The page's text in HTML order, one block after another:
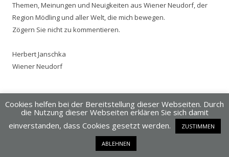
Themen, Meinungen und Neuigkeiten aus Wiener Neudorf, der
Region Mödling und aller Welt, die mich bewegen.
Zögern Sie nicht zu kommentieren.
Herbert Janschka
Wiener Neudorf
BLOG DURCHSUCHEN
Cookies helfen bei der Bereitstellung dieser Webseiten. Durch
die Nutzung dieser Webseiten erklären Sie sich damit
einverstanden, dass Cookies gesetzt werden.
ZUSTIMMEN
ABLEHNEN